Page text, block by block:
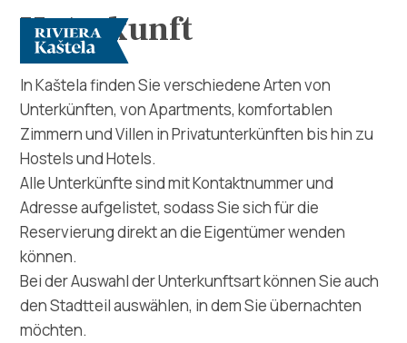
Erforsche
Destination
Was kann man machen
Unterkunft
In Kaštela finden Sie verschiedene Arten von
Unterkünften, von Apartments, komfortablen
Zimmern und Villen in Privatunterkünften bis hin zu
Hostels und Hotels.
Alle Unterkünfte sind mit Kontaktnummer und
Adresse aufgelistet, sodass Sie sich für die
Reservierung direkt an die Eigentümer wenden
können.
Bei der Auswahl der Unterkunftsart können Sie auch
den Stadtteil auswählen, in dem Sie übernachten
möchten.